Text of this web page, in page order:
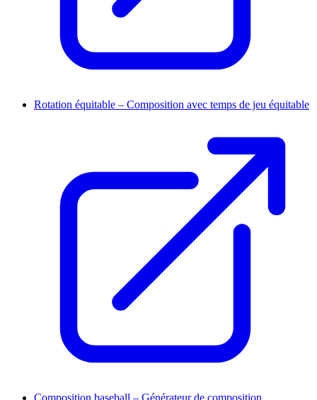
Rotation équitable – Composition avec temps de jeu équitable